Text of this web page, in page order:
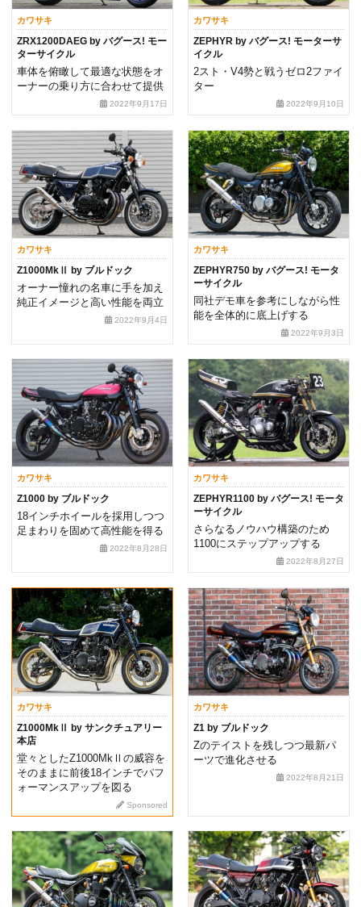
カワサキ
ZRX1200DAEG by バグース! モー
ターサイクル
車体を俯瞰して最適な状態をオ
ーナーの乗り方に合わせて提供
2022年9月17日
カワサキ
ZEPHYR by バグース! モーターサ
イクル
2スト・V4勢と戦うゼロ2ファイ
ター
2022年9月10日
カワサキ
Z1000MkⅡ by ブルドック
オーナー憧れの名車に手を加え
純正イメージと高い性能を両立
2022年9月4日
カワサキ
ZEPHYR750 by バグース! モータ
ーサイクル
同社デモ車を参考にしながら性
能を全体的に底上げする
2022年9月3日
カワサキ
Z1000 by ブルドック
18インチホイールを採用しつつ
足まわりを固めて高性能を得る
2022年8月28日
カワサキ
ZEPHYR1100 by バグース! モータ
ーサイクル
さらなるノウハウ構築のため
1100にステップアップする
2022年8月27日
カワサキ
Z1000MkⅡ by サンクチュアリー
本店
堂々としたZ1000MkⅡの威容を
そのままに前後18インチでパフ
ォーマンスアップを図る
Sponsored
カワサキ
Z1 by ブルドック
Zのテイストを残しつつ最新パ
ーツで進化させる
2022年8月21日